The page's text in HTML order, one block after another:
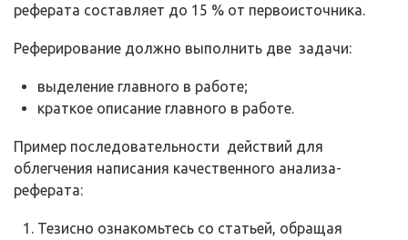
реферата составляет до 15 % от первоисточника.
Реферирование должно выполнить две задачи:
выделение главного в работе;
краткое описание главного в работе.
Пример последовательности действий для
облегчения написания качественного анализа-
реферата:
Тезисно ознакомьтесь со статьей, обращая